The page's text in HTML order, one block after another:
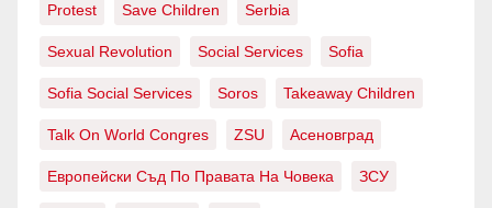
Protest Save Children Serbia
Sexual Revolution Social Services Sofia
Sofia Social Services Soros Takeaway Children
Talk On World Congres ZSU Асеновград
Европейски Съд По Правата На Човека ЗСУ